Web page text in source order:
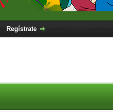
Regístrate